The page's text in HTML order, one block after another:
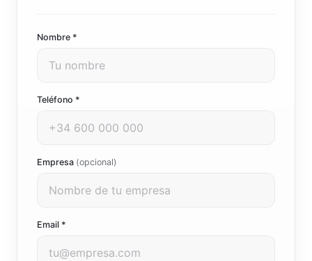
Nombre *
Teléfono *
Empresa (opcional)
Email *